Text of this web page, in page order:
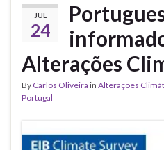
JUL
24
Alterações
By Carlos Oliveira in Alterações
Portugal